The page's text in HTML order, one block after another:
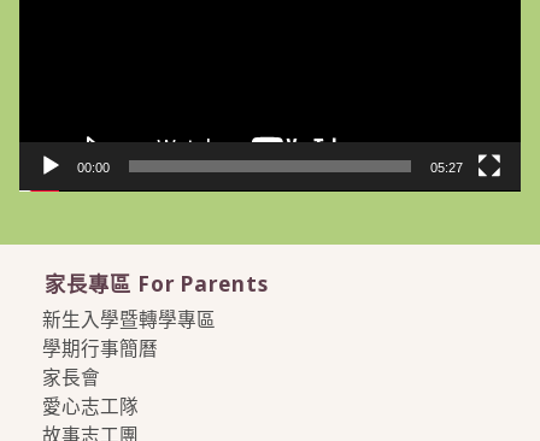
00:00 05:27
家長專區 For Parents
新生入學暨轉學專區
學期行事簡曆
家長會
愛心志工隊
故事志工團